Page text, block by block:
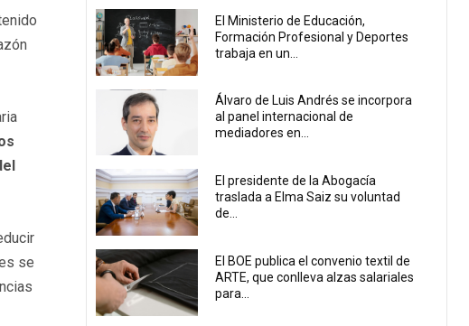
se
El Ministerio de Educación,
Formación Profesional y Deportes
trabaja en un...
Álvaro de Luis Andrés se incorpora
al panel internacional de
mediadores en...
El presidente de la Abogacía
traslada a Elma Saiz su voluntad
de...
El BOE publica el convenio textil de
ARTE, que conlleva alzas salariales
para...